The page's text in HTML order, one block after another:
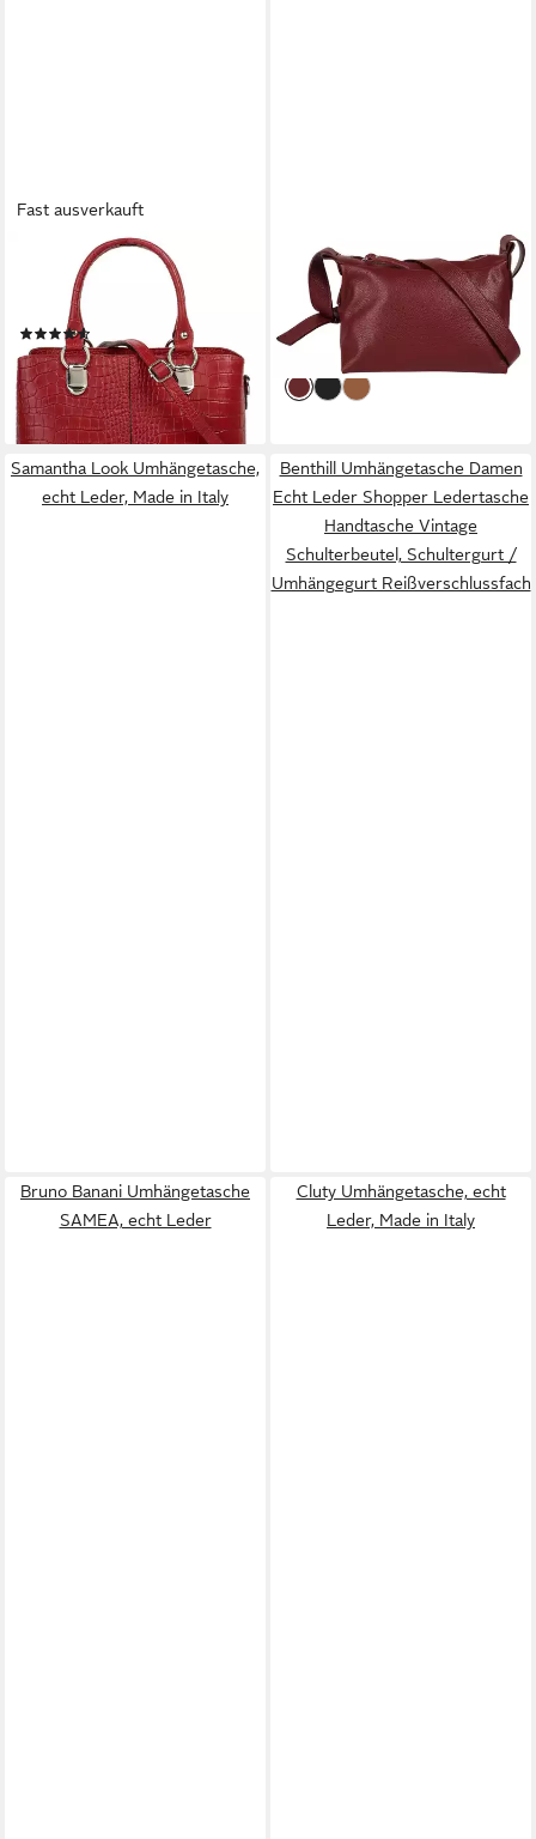
Fast ausverkauft
Umhängetasche, echt Leder,
Made in Italy
59,95 €
lieferbar - in 6-8 Werktagen bei dir
+6
CLUTY
Umhängetasche, echt Leder,
Made in Italy
59,95 €
lieferbar - in 6-8 Werktagen bei dir
Samantha Look Umhängetasche,
echt Leder, Made in Italy
Benthill Umhängetasche Damen
Echt Leder Shopper Ledertasche
Handtasche Vintage
Schulterbeutel, Schultergurt /
Umhängegurt Reißverschlussfach
Bruno Banani Umhängetasche
SAMEA, echt Leder
Cluty Umhängetasche, echt
Leder, Made in Italy